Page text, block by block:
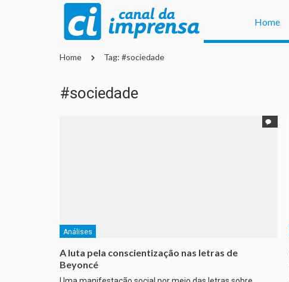
Home
Home Tag: #sociedade
#sociedade
Análises
A luta pela conscientização nas letras de
Beyoncé